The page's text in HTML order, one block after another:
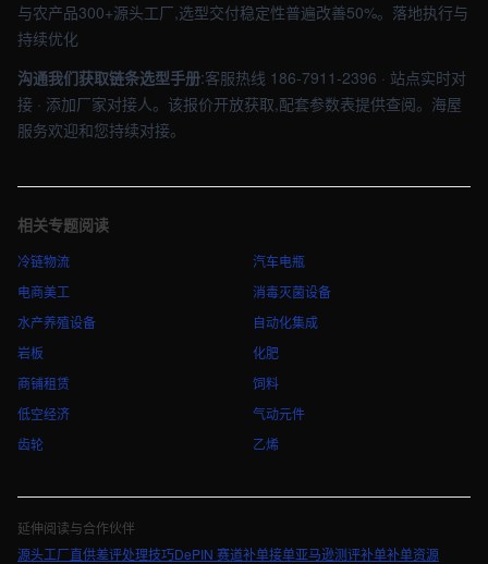
与农产品300+源头工厂,选型交付稳定性普遍改善50%。落地执行与
持续优化
沟通我们获取链条选型手册:客服热线 186-7911-2396 · 站点实时对
接 · 添加厂家对接人。该报价开放获取,配套参数表提供查阅。海屋
服务欢迎和您持续对接。
相关专题阅读
冷链物流
电商美工
水产养殖设备
岩板
商铺租赁
低空经济
齿轮
汽车电瓶
消毒灭菌设备
自动化集成
化肥
饲料
气动元件
乙烯
延伸阅读与合作伙伴
源头工厂直供差评处理技巧DePIN 赛道补单接单亚马逊测评补单补单资源